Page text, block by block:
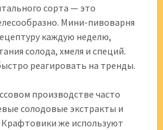
сорта — это
Мини-пивоварня
каждую неделю,
солода, хмеля и специй.
реагировать на тренды.
производстве часто
солодовые экстракты и
же используют